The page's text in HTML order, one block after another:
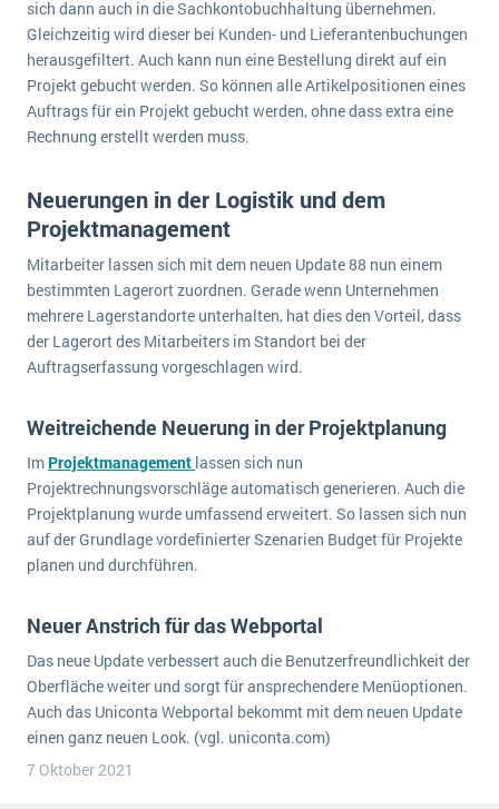
sich dann auch in die Sachkontobuchhaltung übernehmen.
Gleichzeitig wird dieser bei Kunden- und Lieferantenbuchungen
herausgefiltert. Auch kann nun eine Bestellung direkt auf ein
Projekt gebucht werden. So können alle Artikelpositionen eines
Auftrags für ein Projekt gebucht werden, ohne dass extra eine
Rechnung erstellt werden muss.
Neuerungen in der Logistik und dem
Projektmanagement
Mitarbeiter lassen sich mit dem neuen Update 88 nun einem
bestimmten Lagerort zuordnen. Gerade wenn Unternehmen
mehrere Lagerstandorte unterhalten, hat dies den Vorteil, dass
der Lagerort des Mitarbeiters im Standort bei der
Auftragserfassung vorgeschlagen wird.
Weitreichende Neuerung in der Projektplanung
Im Projektmanagement lassen sich nun
Projektrechnungsvorschläge automatisch generieren. Auch die
Projektplanung wurde umfassend erweitert. So lassen sich nun
auf der Grundlage vordefinierter Szenarien Budget für Projekte
planen und durchführen.
Neuer Anstrich für das Webportal
Das neue Update verbessert auch die Benutzerfreundlichkeit der
Oberfläche weiter und sorgt für ansprechendere Menüoptionen.
Auch das Uniconta Webportal bekommt mit dem neuen Update
einen ganz neuen Look. (vgl. uniconta.com)
7 Oktober 2021